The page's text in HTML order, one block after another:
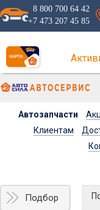
8 800 700 64 42
+7 473 207 45 85
Автозапчасти
Клиентам
Подбор